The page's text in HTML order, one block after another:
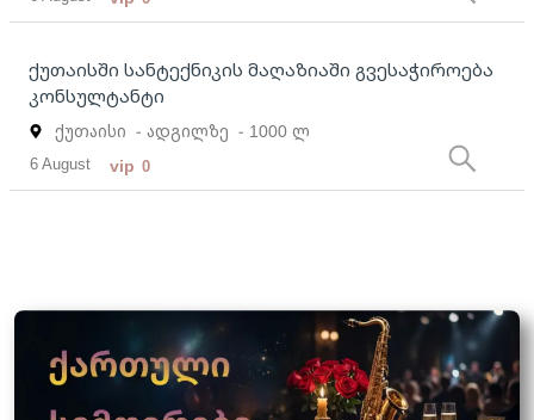
ქუთაისში სანტექნიკის მაღაზიაში გვესაჭიროება
კონსულტანტი
ქუთაისი - ადგილზე - 1000 ლ
6 August vip 0